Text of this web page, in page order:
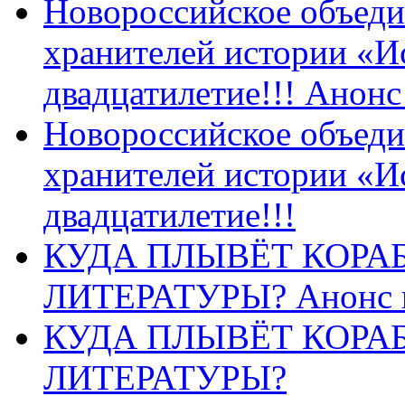
Новороссийское
хранителей истории
двадцатилетие!!!
Новороссийское
хранителей истории
двадцатилетие!!!
КУДА ПЛЫВЁТ
ЛИТЕРАТУРЫ? Анонс
КУДА ПЛЫВЁТ
ЛИТЕРАТУРЫ?